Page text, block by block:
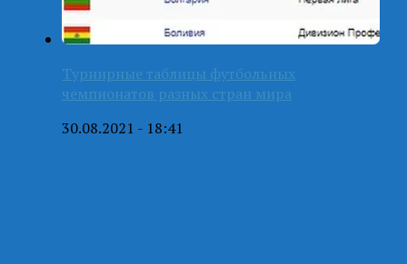
Турнирные таблицы футбольных
чемпионатов разных стран мира
30.08.2021 - 18:41